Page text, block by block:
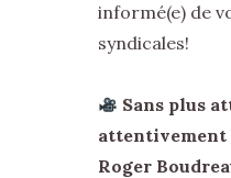
informé(e) de
syndicales!
Sans plus
attentivement
Roger